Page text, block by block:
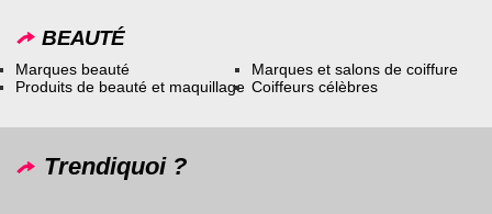
BEAUTÉ
Marques beauté
Produits de beauté et maquillage
Marques et salons de coiffure
Coiffeurs célèbres
Trendiquoi ?